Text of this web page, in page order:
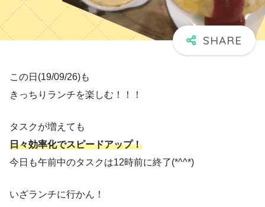
この日(19/09/26)も
きっちりランチを楽しむ！！！
タスクが増えても
日々効率化でスピードアップ！
今日も午前中のタスクは12時前に終了(*^^*)
いざランチに行かん！